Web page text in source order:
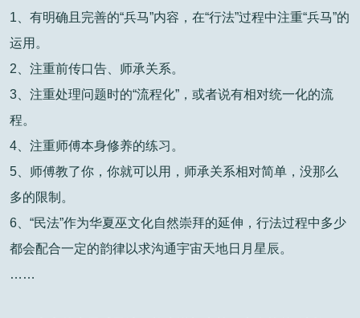
1、有明确且完善的“兵马”内容，在“行法”过程中注重“兵马”的
运用。
2、注重前传口告、师承关系。
3、注重处理问题时的“流程化”，或者说有相对统一化的流
程。
4、注重师傅本身修养的练习。
5、师傅教了你，你就可以用，师承关系相对简单，没那么
多的限制。
6、“民法”作为华夏巫文化自然崇拜的延伸，行法过程中多少
都会配合一定的韵律以求沟通宇宙天地日月星辰。
……